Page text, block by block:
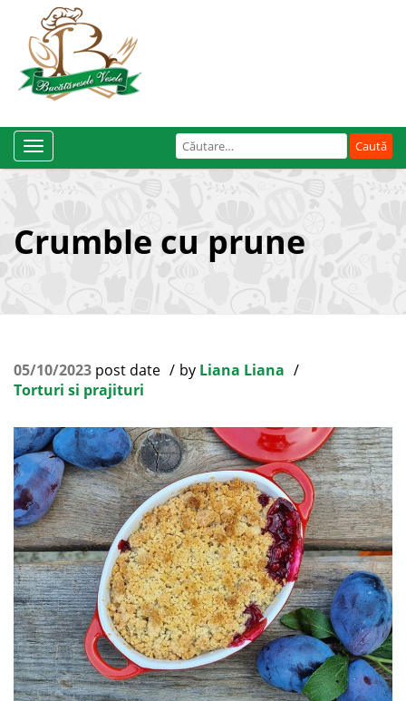
Caută
după:
Toggle
Navigation
Crumble cu prune
05/10/2023 post date by Liana Liana
Torturi si prajituri